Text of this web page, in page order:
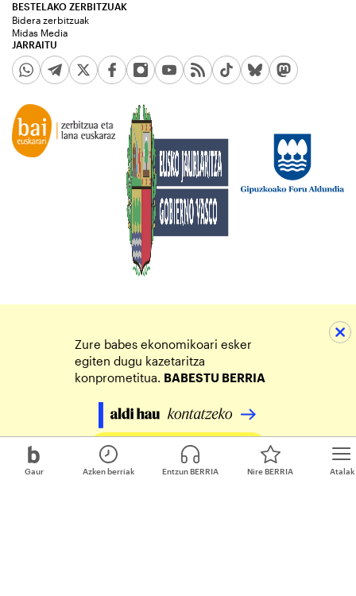
Gaur Atalak
Azken berriak Entzun BERRIA Nire BERRIA
JARRAITU
BESTELAKO ZERBITZUAK
Bidera zerbitzuak
Midas Media
Zure babes ekonomikoari esker
egiten dugu kazetaritza
konprometitua. BABESTU BERRIA
Egin zure ekarpena